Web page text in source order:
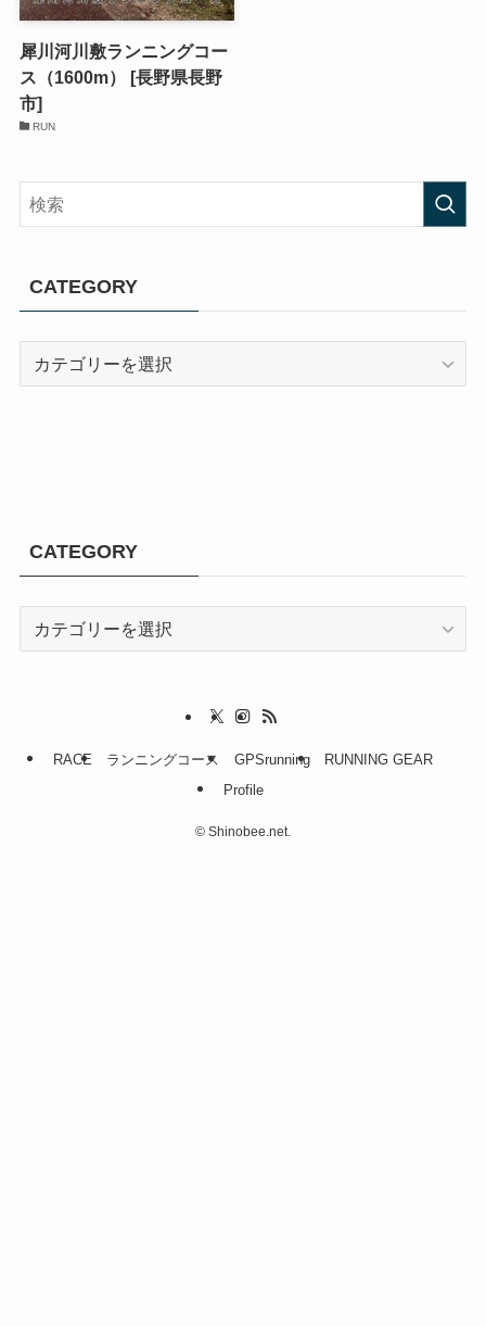
犀川河川敷ランニングコー
ス（1600m） [長野県長野
市]
RUN
CATEGORY
CATEGORY
CATEGORY
CATEGORY
RACE ランニングコース GPSrunning
RUNNING GEAR
Profile
© Shinobee.net.